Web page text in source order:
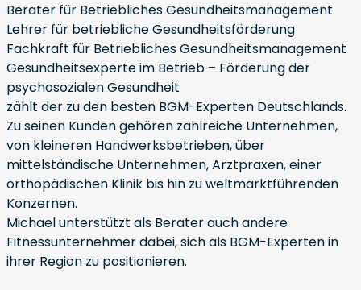
Berater für Betriebliches Gesundheitsmanagement
Lehrer für betriebliche Gesundheitsförderung
Fachkraft für Betriebliches Gesundheitsmanagement
Gesundheitsexperte im Betrieb – Förderung der
psychosozialen Gesundheit
zählt der zu den besten BGM-Experten Deutschlands.
Zu seinen Kunden gehören zahlreiche Unternehmen,
von kleineren Handwerksbetrieben, über
mittelständische Unternehmen, Arztpraxen, einer
orthopädischen Klinik bis hin zu weltmarktführenden
Konzernen.
Michael unterstützt als Berater auch andere
Fitnessunternehmer dabei, sich als BGM-Experten in
ihrer Region zu positionieren.